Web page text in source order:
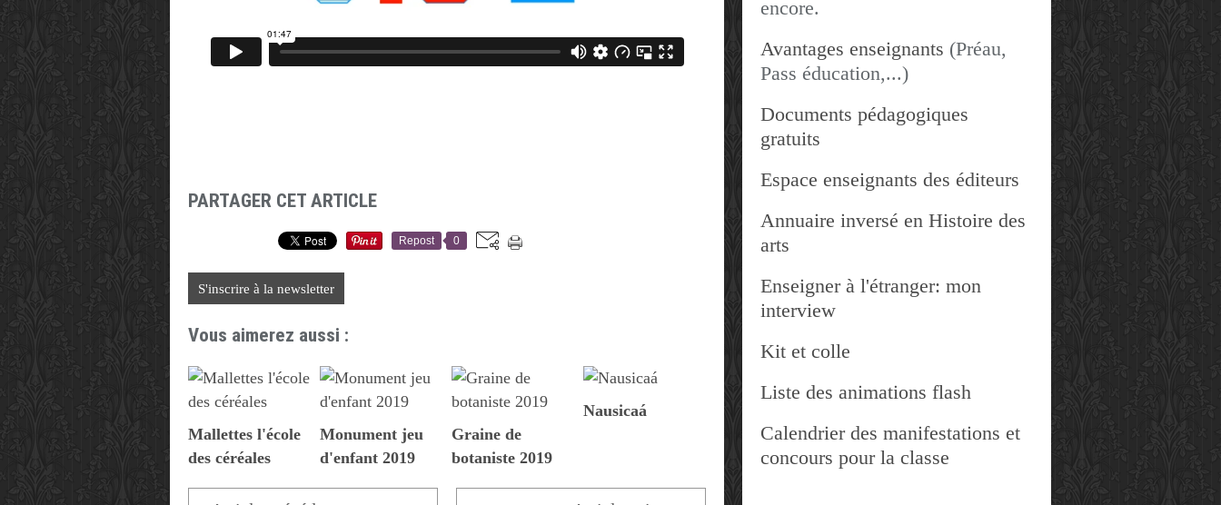
PARTAGER CET ARTICLE
Repost 0
S'inscrire à la newsletter
Vous aimerez aussi :
Mallettes l'école
des céréales
Monument jeu
d'enfant 2019
Graine de
botaniste 2019
Nausicaá
encore.
Avantages enseignants (Préau,
Pass éducation,...)
Documents pédagogiques
gratuits
Espace enseignants des éditeurs
Annuaire inversé en Histoire des
arts
Enseigner à l'étranger: mon
interview
Kit et colle
Liste des animations flash
Calendrier des manifestations et
concours pour la classe